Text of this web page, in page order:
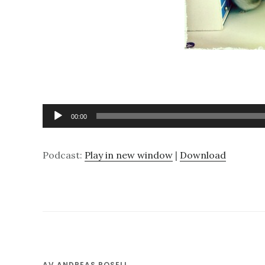
Ljudspelare
00:00
Podcast: Play in new window | Download